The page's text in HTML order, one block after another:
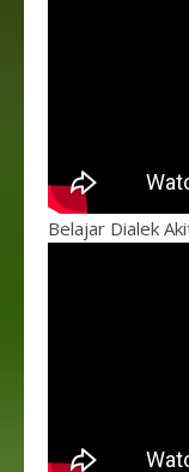
Belajar Dialek